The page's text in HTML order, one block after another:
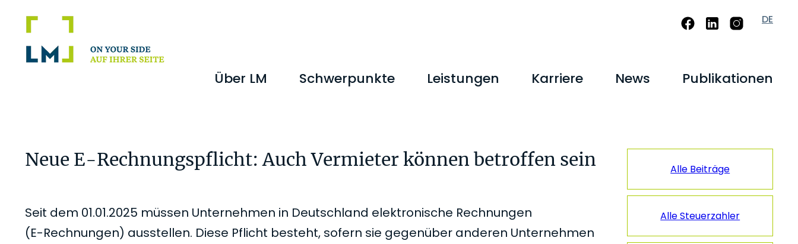
Hauptnavigation
Seitenspalte
Fußzeile
DE
Über LM Schwerpunkte Leistungen Karriere News Publikationen
Neue E-Rechnungspflicht: Auch Vermieter können betroffen sein
Seit dem 01.01.2025 müssen Unternehmen in Deutschland elektronische Rechnungen
(E-Rechnungen) ausstellen. Diese Pflicht besteht, sofern sie gegenüber anderen Unternehmen
Alle Beiträge
Alle Steuerzahler